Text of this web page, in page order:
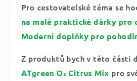
Pro cestovatelské téma se
na malé praktické dárky pro
Moderní doplňky pro
Z produktů bych v této části
ATgreen O₂ Citrus Mix pro